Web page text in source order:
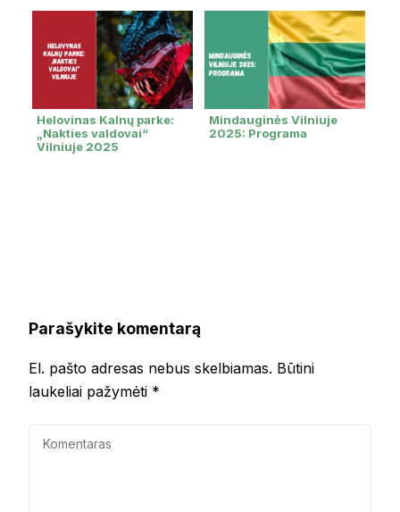
Helovinas Kalnų parke:
„Nakties valdovai“
Vilniuje 2025
Mindauginės Vilniuje
2025: Programa
Parašykite komentarą
El. pašto adresas nebus skelbiamas. Būtini
laukeliai pažymėti *